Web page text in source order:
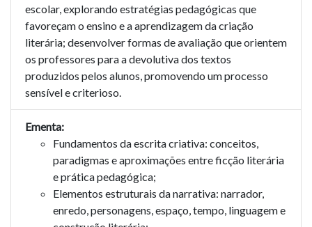
escolar, explorando estratégias pedagógicas que
favoreçam o ensino e a aprendizagem da criação
literária; desenvolver formas de avaliação que orientem
os professores para a devolutiva dos textos
produzidos pelos alunos, promovendo um processo
sensível e criterioso.
Ementa:
Fundamentos da escrita criativa: conceitos,
paradigmas e aproximações entre ficção literária
e prática pedagógica;
Elementos estruturais da narrativa: narrador,
enredo, personagens, espaço, tempo, linguagem e